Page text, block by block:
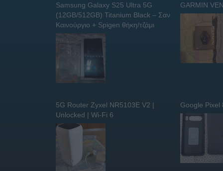
Samsung Galaxy S25 Ultra 5G
(12GB/512GB) Titanium Black – Σαν
Καινούργιο + Spigen θήκη/τζάμι
GARMIN
5G Router Zyxel NR5103E V2 |
Unlocked | Wi-Fi 6
Google